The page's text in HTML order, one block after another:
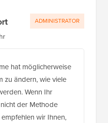
hat möglicherweise
zu ändern, wie viele
Wenn Ihr
der Methode
wir Ihnen,
ADMINISTRATOR